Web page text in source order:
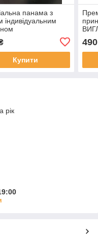
панама з
індивідуальним
Купити
490
рік